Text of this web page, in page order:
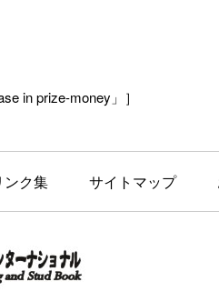
in prize-money」］
ンク集 サイトマップ